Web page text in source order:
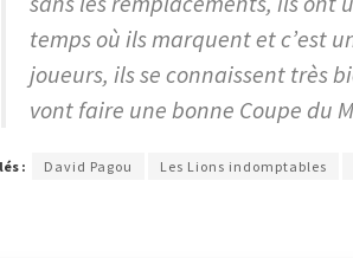
temps où ils marquent et c’est
joueurs, ils se connaissent très
vont faire une bonne Coupe du
: David Pagou Les Lions indomptables